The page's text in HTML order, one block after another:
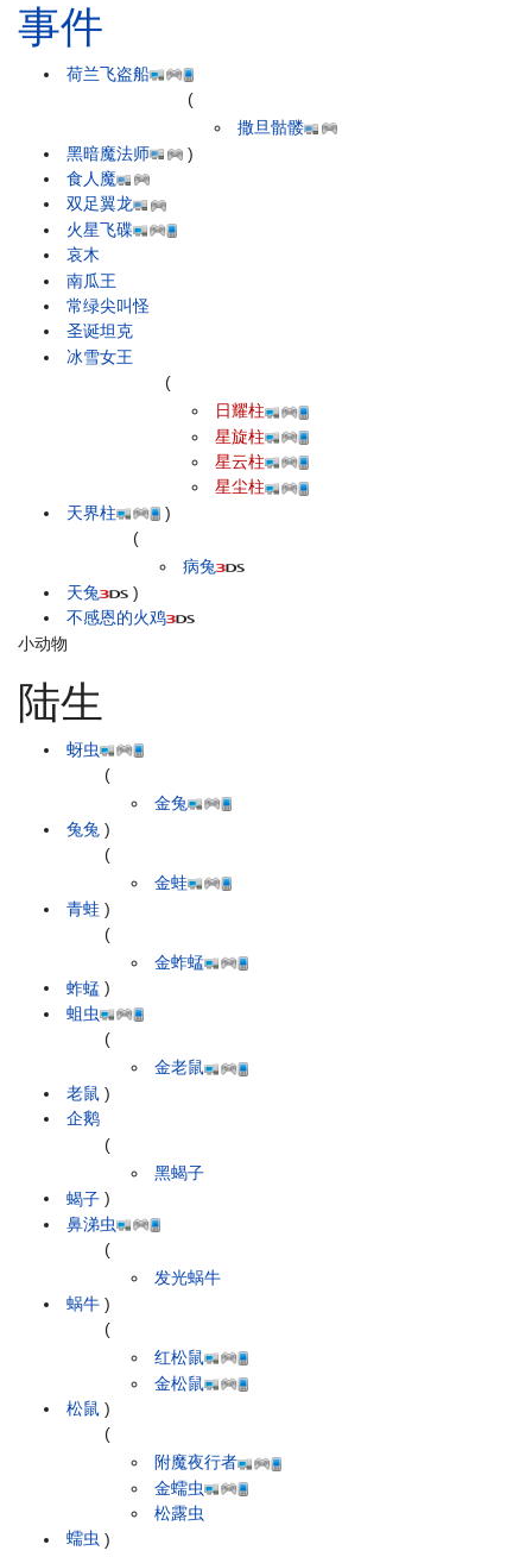
事件
荷兰飞盗船
黑暗魔法师
(
撒旦骷髅
)
食人魔
双足翼龙
火星飞碟
哀木
南瓜王
常绿尖叫怪
圣诞坦克
冰雪女王
天界柱
(
日耀柱
星旋柱
星云柱
星尘柱
)
天兔
(
病兔
)
不感恩的火鸡
小动物
陆生
蚜虫
兔兔
(
金兔
)
青蛙
(
金蛙
)
蚱蜢
(
金蚱蜢
)
蛆虫
老鼠
(
金老鼠
)
企鹅
蝎子
(
黑蝎子
)
鼻涕虫
蜗牛
(
发光蜗牛
)
松鼠
(
红松鼠
金松鼠
)
蠕虫
(
附魔夜行者
金蠕虫
松露虫
)